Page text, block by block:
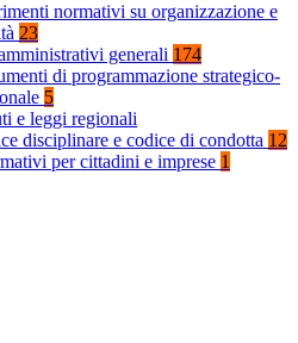
normativi su organizzazione e
23
generali 174
di programmazione strategico-
5
e leggi regionali
disciplinare e codice di condotta 12
per cittadini e imprese 1